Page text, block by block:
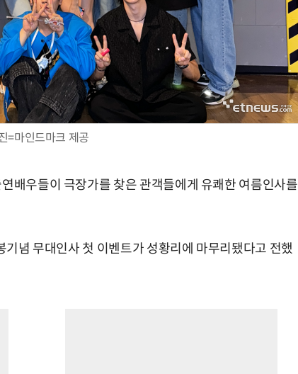
=마인드마크 제공
배우들이 극장가를 찾은 관객들에게 유쾌한 여름인사를
념 무대인사 첫 이벤트가 성황리에 마무리됐다고 전했